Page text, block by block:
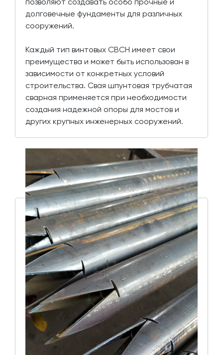
долговечные фундаменты для различных
сооружений.
Каждый тип винтовых СВСН имеет свои
преимущества и может быть использован в
зависимости от конкретных условий
строительства. Свая шпунтовая трубчатая
сварная применяется при необходимости
создания надежной опоры для мостов и
других крупных инженерных сооружений.